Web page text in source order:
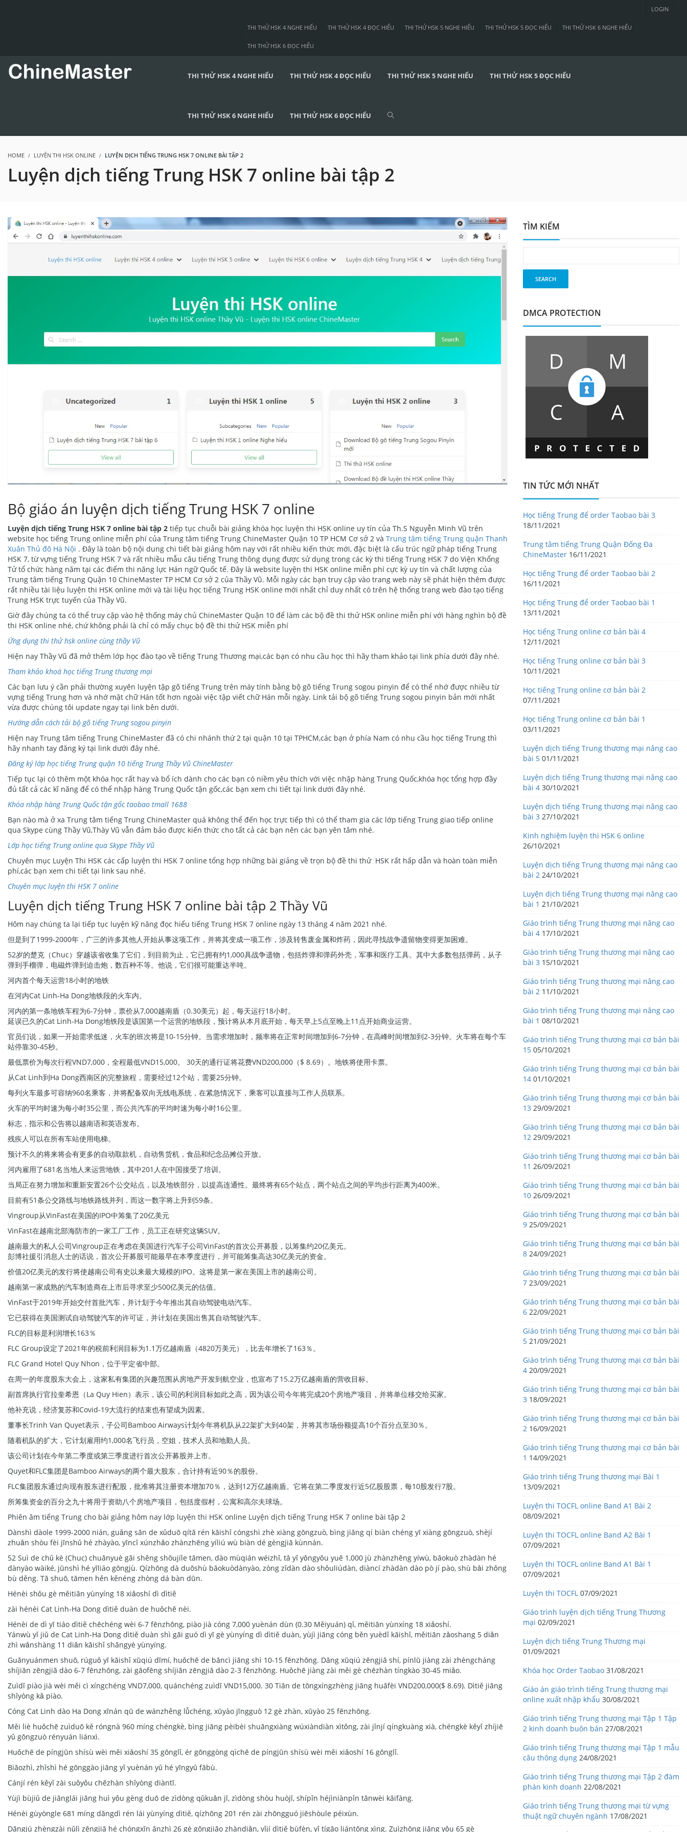
LOGIN
THI THỬ HSK 4 NGHE HIỂU THI THỬ HSK 4 ĐỌC HIỂU THI THỬ HSK 5 NGHE HIỂU THI THỬ HSK 5 ĐỌC HIỂU THI THỬ HSK 6 NGHE HIỂU
THI THỬ HSK 6 ĐỌC HIỂU
THI THỬ HSK 4 NGHE HIỂU THI THỬ HSK 4 ĐỌC HIỂU THI THỬ HSK 5 NGHE HIỂU THI THỬ HSK 5 ĐỌC HIỂU
THI THỬ HSK 6 NGHE HIỂU THI THỬ HSK 6 ĐỌC HIỂU
HOME LUYỆN THI HSK ONLINE LUYỆN DỊCH TIẾNG TRUNG HSK 7 ONLINE BÀI TẬP 2
Luyện dịch tiếng Trung HSK 7 online bài tập 2
Bộ giáo án luyện dịch tiếng Trung HSK 7 online
Luyện dịch tiếng Trung HSK 7 online bài tập 2 tiếp tục chuỗi bài giảng khóa học luyện thi HSK online uy tín của Th.S Nguyễn Minh Vũ trên
website học tiếng Trung online miễn phí của Trung tâm tiếng Trung ChineMaster Quận 10 TP HCM Cơ sở 2 và Trung tâm tiếng Trung quận Thanh
Xuân Thủ đô Hà Nội . Đây là toàn bộ nội dung chi tiết bài giảng hôm nay với rất nhiều kiến thức mới, đặc biệt là cấu trúc ngữ pháp tiếng Trung
HSK 7, từ vựng tiếng Trung HSK 7 và rất nhiều mẫu câu tiếng Trung thông dụng được sử dụng trong các kỳ thi tiếng Trung HSK 7 do Viện Khổng
Tử tổ chức hàng năm tại các điểm thi năng lực Hán ngữ Quốc tế. Đây là website luyện thi HSK online miễn phí cực kỳ uy tín và chất lượng của
Trung tâm tiếng Trung Quận 10 ChineMaster TP HCM Cơ sở 2 của Thầy Vũ. Mỗi ngày các bạn truy cập vào trang web này sẽ phát hiện thêm được
rất nhiều tài liệu luyện thi HSK online mới và tài liệu học tiếng Trung HSK online mới nhất chỉ duy nhất có trên hệ thống trang web đào tạo tiếng
Trung HSK trực tuyến của Thầy Vũ.
Giờ đây chúng ta có thể truy cập vào hệ thống máy chủ ChineMaster Quận 10 để làm các bộ đề thi thử HSK online miễn phí với hàng nghìn bộ đề
thi HSK online nhé, chứ không phải là chỉ có mấy chục bộ đề thi thử HSK miễn phí
Ứng dụng thi thử hsk online cùng thầy Vũ
Hiện nay Thầy Vũ đã mở thêm lớp học đào tạo về tiếng Trung Thương mại,các bạn có nhu cầu học thì hãy tham khảo tại link phía dưới đây nhé.
Tham khảo khoá học tiếng Trung thương mại
Các bạn lưu ý cần phải thường xuyên luyện tập gõ tiếng Trung trên máy tính bằng bộ gõ tiếng Trung sogou pinyin để có thể nhớ được nhiều từ
vựng tiếng Trung hơn và nhớ mặt chữ Hán tốt hơn ngoài việc tập viết chữ Hán mỗi ngày. Link tải bộ gõ tiếng Trung sogou pinyin bản mới nhất
vừa được chúng tôi update ngay tại link bên dưới.
Hướng dẫn cách tải bộ gõ tiếng Trung sogou pinyin
Hiện nay Trung tâm tiếng Trung ChineMaster đã có chi nhánh thứ 2 tại quận 10 tại TPHCM,các bạn ở phía Nam có nhu cầu học tiếng Trung thì
hãy nhanh tay đăng ký tại link dưới đây nhé.
Đăng ký lớp học tiếng Trung quận 10 tiếng Trung Thầy Vũ ChineMaster
Tiếp tục lại có thêm một khóa học rất hay và bổ ích dành cho các bạn có niềm yêu thích với việc nhập hàng Trung Quốc,khóa học tổng hợp đầy
đủ tất cả các kĩ năng để có thể nhập hàng Trung Quốc tận gốc,các bạn xem chi tiết tại link dưới đây nhé.
Khóa nhập hàng Trung Quốc tận gốc taobao tmall 1688
Bạn nào mà ở xa Trung tâm tiếng Trung ChineMaster quá không thể đến học trực tiếp thì có thể tham gia các lớp tiếng Trung giao tiếp online
qua Skype cùng Thầy Vũ,Thày Vũ vẫn đảm bảo được kiến thức cho tất cả các bạn nên các bạn yên tâm nhé.
Lớp học tiếng Trung online qua Skype Thầy Vũ
Chuyên mục Luyện Thi HSK các cấp luyện thi HSK 7 online tổng hợp những bài giảng về trọn bộ đề thi thử HSK rất hấp dẫn và hoàn toàn miễn
phí,các bạn xem chi tiết tại link sau nhé.
Chuyên mục luyện thi HSK 7 online
Luyện dịch tiếng Trung HSK 7 online bài tập 2 Thầy Vũ
Hôm nay chúng ta lại tiếp tục luyện kỹ năng đọc hiểu tiếng Trung HSK 7 online ngày 13 tháng 4 năm 2021 nhé.
但是到了1999-2000年，广三的许多其他人开始从事这项工作，并将其变成一项工作，涉及转售废金属和炸药，因此寻找战争遗留物变得更加困难。
52岁的楚克（Chuc）穿越该省收集了它们，到目前为止，它已拥有约1,000具战争遗物，包括炸弹和弹药外壳，军事和医疗工具。其中大多数包括弹药，从子
弹到手榴弹，电磁炸弹到迫击炮，数百种不等。他说，它们很可能重达半吨。
河内首个每天运营18小时的地铁
在河内Cat Linh-Ha Dong地铁段的火车内。
河内的第一条地铁车程为6-7分钟，票价从7,000越南盾（0.30美元）起，每天运行18小时。
延误已久的Cat Linh-Ha Dong地铁段是该国第一个运营的地铁段，预计将从本月底开始，每天早上5点至晚上11点开始商业运营。
官员们说，如果一开始需求低迷，火车的班次将是10-15分钟。当需求增加时，频率将在正常时间增加到6-7分钟，在高峰时间增加到2-3分钟。火车将在每个车
站停靠30-45秒。
最低票价为每次行程VND7,000，全程最低VND15,000。 30天的通行证将花费VND200,000（$ 8.69）。地铁将使用卡票。
从Cat Linh到Ha Dong西南区的完整旅程，需要经过12个站，需要25分钟。
每列火车最多可容纳960名乘客，并将配备双向无线电系统，在紧急情况下，乘客可以直接与工作人员联系。
火车的平均时速为每小时35公里，而公共汽车的平均时速为每小时16公里。
标志，指示和公告将以越南语和英语发布。
残疾人可以在所有车站使用电梯。
预计不久的将来将会有更多的自动取款机，自动售货机，食品和纪念品摊位开放。
河内雇用了681名当地人来运营地铁，其中201人在中国接受了培训。
当局正在努力增加和重新安置26个公交站点，以及地铁部分，以提高连通性。最终将有65个站点，两个站点之间的平均步行距离为400米。
目前有51条公交路线与地铁路线并列，而这一数字将上升到59条。
Vingroup从VinFast在美国的IPO中筹集了20亿美元
VinFast在越南北部海防市的一家工厂工作，员工正在研究这辆SUV。
越南最大的私人公司Vingroup正在考虑在美国进行汽车子公司VinFast的首次公开募股，以筹集约20亿美元。
彭博社援引消息人士的话说，首次公开募股可能最早在本季度进行，并可能筹集高达30亿美元的资金。
价值20亿美元的发行将使越南公司有史以来最大规模的IPO。这将是第一家在美国上市的越南公司。
越南第一家成熟的汽车制造商在上市后寻求至少500亿美元的估值。
VinFast于2019年开始交付首批汽车，并计划于今年推出其自动驾驶电动汽车。
它已获得在美国测试自动驾驶汽车的许可证，并计划在美国出售其自动驾驶汽车。
FLC的目标是利润增长163％
FLC Group设定了2021年的税前利润目标为1.1万亿越南盾（4820万美元），比去年增长了163％。
FLC Grand Hotel Quy Nhon，位于平定省中部。
在周一的年度股东大会上，这家私有集团的兴趣范围从房地产开发到航空业，也宣布了15.2万亿越南盾的营收目标。
副首席执行官拉奎希恩（La Quy Hien）表示，该公司的利润目标如此之高，因为该公司今年将完成20个房地产项目，并将单位移交给买家。
他补充说，经济复苏和Covid-19大流行的结束也有望成为因素。
董事长Trinh Van Quyet表示，子公司Bamboo Airways计划今年将机队从22架扩大到40架，并将其市场份额提高10个百分点至30％。
随着机队的扩大，它计划雇用约1,000名飞行员，空姐，技术人员和地勤人员。
该公司计划在今年第二季度或第三季度进行首次公开募股并上市。
Quyet和FLC集团是Bamboo Airways的两个最大股东，合计持有近90％的股份。
FLC集团股东通过向现有股东进行配股，批准将其注册资本增加70％，达到12万亿越南盾。它将在第二季度发行近5亿股股票，每10股发行7股。
所筹集资金的百分之九十将用于资助八个房地产项目，包括度假村，公寓和高尔夫球场。
Phiên âm tiếng Trung cho bài giảng hôm nay lớp luyện thi HSK online Luyện dịch tiếng Trung HSK 7 online bài tập 2
Dànshì dàole 1999-2000 nián, guǎng sān de xǔduō qítā rén kāishǐ cóngshì zhè xiàng gōngzuò, bìng jiāng qí biàn chéng yī xiàng gōngzuò, shèjí
zhuǎn shòu fèi jīnshǔ hé zhàyào, yīncǐ xúnzhǎo zhànzhēng yíliú wù biàn dé gèngjiā kùnnán.
52 Suì de chǔ kè (Chuc) chuānyuè gāi shěng shōujíle tāmen, dào mùqián wéizhǐ, tā yǐ yǒngyǒu yuē 1,000 jù zhànzhēng yíwù, bāokuò zhàdàn hé
dànyào wàiké, jūnshì hé yīliáo gōngjù. Qízhōng dà duōshù bāokuòdànyào, zòng zǐdàn dào shǒuliúdàn, diàncí zhàdàn dào pò jí pào, shù bǎi zhǒng
bù děng. Tā shuō, tāmen hěn kěnéng zhòng dá bàn dūn.
Hénèi shǒu gè měitiān yùnyíng 18 xiǎoshí dì dìtiě
zài hénèi Cat Linh-Ha Dong dìtiě duàn de huǒchē nèi.
Hénèi de dì yī tiáo dìtiě chēchéng wèi 6-7 fēnzhōng, piào jià cóng 7,000 yuènán dùn (0.30 Měiyuán) qǐ, měitiān yùnxíng 18 xiǎoshí.
Yánwù yǐ jiǔ de Cat Linh-Ha Dong dìtiě duàn shì gāi guó dì yī gè yùnyíng dì dìtiě duàn, yùjì jiāng cóng běn yuèdǐ kāishǐ, měitiān zǎoshang 5 diǎn
zhì wǎnshàng 11 diǎn kāishǐ shāngyè yùnyíng.
Guānyuánmen shuō, rúguǒ yī kāishǐ xūqiú dīmí, huǒchē de bāncì jiāng shì 10-15 fēnzhōng. Dāng xūqiú zēngjiā shí, pínlǜ jiàng zài zhèngcháng
shíjiān zēngjiā dào 6-7 fēnzhōng, zài gāofēng shíjiān zēngjiā dào 2-3 fēnzhōng. Huǒchē jiàng zài měi gè chēzhàn tíngkào 30-45 miǎo.
Zuìdī piào jià wèi měi cì xíngchéng VND7,000, quánchéng zuìdī VND15,000. 30 Tiān de tōngxíngzhèng jiāng huāfèi VND200,000($ 8.69). Dìtiě jiāng
shǐyòng kǎ piào.
Cóng Cat Linh dào Ha Dong xīnán qū de wánzhěng lǚchéng, xūyào jīngguò 12 gè zhàn, xūyào 25 fēnzhōng.
Měi liè huǒchē zuìduō kě róngnà 960 míng chéngkè, bìng jiāng pèibèi shuāngxiàng wúxiàndiàn xìtǒng, zài jǐnjí qíngkuàng xià, chéngkè kěyǐ zhíjiē
yǔ gōngzuò rényuán liánxì.
Huǒchē de píngjūn shísù wèi měi xiǎoshí 35 gōnglǐ, ér gōnggòng qìchē de píngjūn shísù wèi měi xiǎoshí 16 gōnglǐ.
Biāozhì, zhǐshì hé gōnggào jiāng yǐ yuènán yǔ hé yīngyǔ fābù.
Cánjí rén kěyǐ zài suǒyǒu chēzhàn shǐyòng diàntī.
Yùjì bùjiǔ de jiānglái jiāng huì yǒu gèng duō de zìdòng qǔkuǎn jī, zìdòng shòu huòjī, shípǐn héjìniànpǐn tānwèi kāifàng.
Hénèi gùyòngle 681 míng dāngdì rén lái yùnyíng dìtiě, qízhōng 201 rén zài zhōngguó jiēshòule péixùn.
Dāngjú zhèngzài nǔlì zēngjiā hé chóngxīn ānzhì 26 gè gōngjiāo zhàndiǎn, yǐjí dìtiě bùfèn, yǐ tígāo liántōng xìng. Zuìzhōng jiāng yǒu 65 gè
TÌM KIẾM
DMCA PROTECTION
TIN TỨC MỚI NHẤT
Học tiếng Trung để order Taobao bài 3
18/11/2021
Trung tâm tiếng Trung Quận Đống Đa
ChineMaster 16/11/2021
Học tiếng Trung để order Taobao bài 2
16/11/2021
Học tiếng Trung để order Taobao bài 1
13/11/2021
Học tiếng Trung online cơ bản bài 4
12/11/2021
Học tiếng Trung online cơ bản bài 3
10/11/2021
Học tiếng Trung online cơ bản bài 2
07/11/2021
Học tiếng Trung online cơ bản bài 1
03/11/2021
Luyện dịch tiếng Trung thương mại nâng cao
bài 5 01/11/2021
Luyện dịch tiếng Trung thương mại nâng cao
bài 4 30/10/2021
Luyện dịch tiếng Trung thương mại nâng cao
bài 3 27/10/2021
Kinh nghiệm luyện thi HSK 6 online
26/10/2021
Luyện dịch tiếng Trung thương mại nâng cao
bài 2 24/10/2021
Luyện dịch tiếng Trung thương mại nâng cao
bài 1 21/10/2021
Giáo trình tiếng Trung thương mại nâng cao
bài 4 17/10/2021
Giáo trình tiếng Trung thương mại nâng cao
bài 3 15/10/2021
Giáo trình tiếng Trung thương mại nâng cao
bài 2 11/10/2021
Giáo trình tiếng Trung thương mại nâng cao
bài 1 08/10/2021
Giáo trình tiếng Trung thương mại cơ bản bài
15 05/10/2021
Giáo trình tiếng Trung thương mại cơ bản bài
14 01/10/2021
Giáo trình tiếng Trung thương mại cơ bản bài
13 29/09/2021
Giáo trình tiếng Trung thương mại cơ bản bài
12 29/09/2021
Giáo trình tiếng Trung thương mại cơ bản bài
11 26/09/2021
Giáo trình tiếng Trung thương mại cơ bản bài
10 26/09/2021
Giáo trình tiếng Trung thương mại cơ bản bài
9 25/09/2021
Giáo trình tiếng Trung thương mại cơ bản bài
8 24/09/2021
Giáo trình tiếng Trung thương mại cơ bản bài
7 23/09/2021
Giáo trình tiếng Trung thương mại cơ bản bài
6 22/09/2021
Giáo trình tiếng Trung thương mại cơ bản bài
5 21/09/2021
Giáo trình tiếng Trung thương mại cơ bản bài
4 20/09/2021
Giáo trình tiếng Trung thương mại cơ bản bài
3 18/09/2021
Giáo trình tiếng Trung thương mại cơ bản bài
2 16/09/2021
Giáo trình tiếng Trung thương mại cơ bản bài
1 14/09/2021
Giáo trình tiếng Trung thương mại Bài 1
13/09/2021
Luyện thi TOCFL online Band A1 Bài 2
08/09/2021
Luyện thi TOCFL online Band A2 Bài 1
07/09/2021
Luyện thi TOCFL online Band A1 Bài 1
07/09/2021
Luyện thi TOCFL 07/09/2021
Giáo trình luyện dịch tiếng Trung Thương
mại 02/09/2021
Luyện dịch tiếng Trung Thương mại
01/09/2021
Khóa học Order Taobao 31/08/2021
Giáo án giáo trình tiếng Trung thương mại
online xuất nhập khẩu 30/08/2021
Giáo trình tiếng Trung thương mại Tập 1 Tập
2 kinh doanh buôn bán 27/08/2021
Giáo trình tiếng Trung thương mại Tập 1 mẫu
câu thông dụng 24/08/2021
Giáo trình tiếng Trung thương mại Tập 2 đàm
phán kinh doanh 22/08/2021
Giáo trình tiếng Trung thương mại từ vựng
thuật ngữ chuyên ngành 17/08/2021